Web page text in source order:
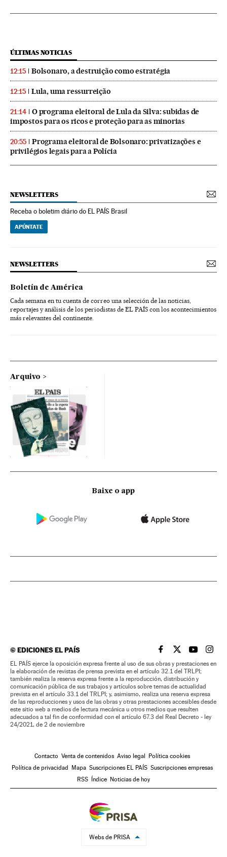
ÚLTIMAS NOTICIAS
12:15 Bolsonaro, a destruição como estratégia
12:15 Lula, uma ressurreição
21:14
O programa eleitoral de Lula da Silva: subidas de
impostos para os ricos e proteção para as minorias
20:55
Programa eleitoral de Bolsonaro: privatizações e
privilégios legais para a Polícia
NEWSLETTERS
Receba o boletim diário do EL PAÍS Brasil
APÚNTATE
NEWSLETTERS
Boletín de América
Cada semana en tu cuenta de correo una selección de las noticias,
reportajes y análisis de los periodistas de EL PAÍS con los acontecimientos
más relevantes del continente.
Arquivo
Baixe o app
©EDICIONES EL PAÍS EL PAÍS BRASIL EN
EL PAÍSEL PAÍS
EL
EL PAÍS ejerce la oposición expresa frente al uso de sus obras y prestaciones en
la elaboración de revistas de prensa prevista en el artículo 32.1 del TRLPI;
también realiza la reserva expresa frente a la reproducción, distribución y
comunicación pública de sus trabajos y artículos sobre temas de actualidad
prevista en el artículo 33.1 del TRLPI; y, asimismo, realiza una reserva expresa
de las reproducciones y usos de las obras y otras prestaciones accesibles desde
este sitio web a medios de lectura mecánica u otros medios que resulten
adecuados a tal fin de conformidad con el artículo 67.3 del Real Decreto - ley
24/2021, de 2 de noviembre
Contacto Venta de contenidos Aviso legal
Política cookies
Política de privacidad
Mapa Suscripciones EL PAÍS Suscripciones empresas
RSS
Índice Noticias de hoy
Webs de PRISA